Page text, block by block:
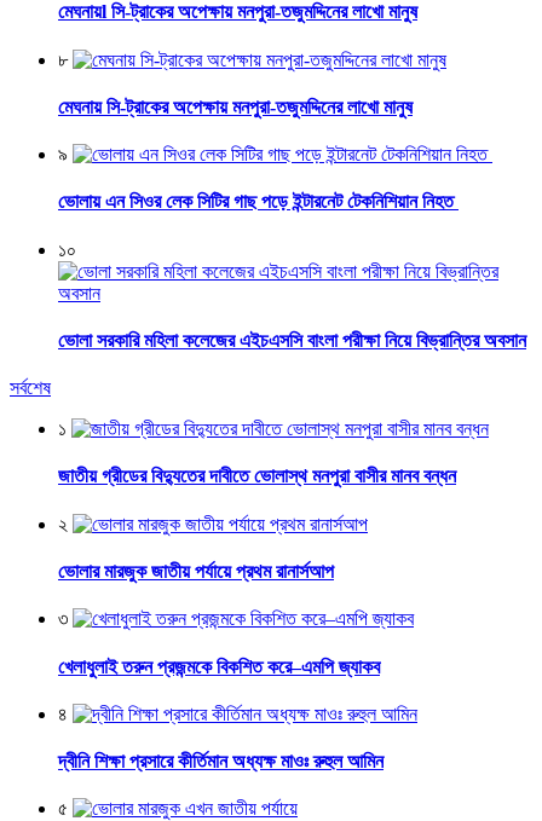
মেঘনায়l সি-ট্রাকের অপেক্ষায় মনপুরা-তজুমদ্দিনের লাখো মানুষ
৮
মেঘনায় সি-ট্রাকের অপেক্ষায় মনপুরা-তজুমদ্দিনের লাখো মানুষ
৯
ভোলায় এন সিওর লেক সিটির গাছ পড়ে ইন্টারনেট টেকনিশিয়ান নিহত
১০
ভোলা সরকারি মহিলা কলেজের এইচএসসি বাংলা পরীক্ষা নিয়ে বিভ্রান্তির অবসান
সর্বশেষ
১
জাতীয় গ্রীডের বিদ্যুতের দাবীতে ভোলাস্থ মনপুরা বাসীর মানব বন্ধন
২
ভোলার মারজুক জাতীয় পর্যায়ে প্রথম রানার্সআপ
৩
খেলাধুলাই তরুন প্রজন্মকে বিকশিত করে–এমপি জ্যাকব
৪
দ্বীনি শিক্ষা প্রসারে কীর্তিমান অধ্যক্ষ মাওঃ রুহুল আমিন
৫